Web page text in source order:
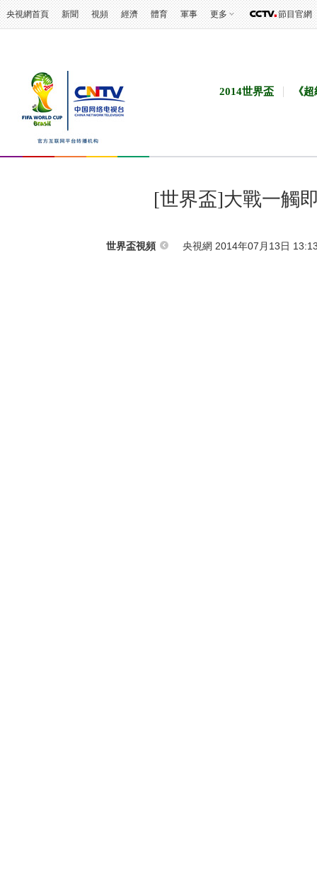
央視網首頁 新聞 視頻 經濟 體育 軍事 更多 節目官網
2014世界盃 《
[世界盃]大戰一觸
世界盃視頻 央視網 2014年07月13日